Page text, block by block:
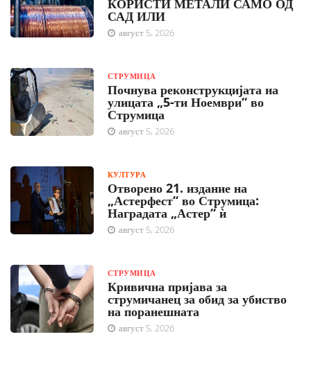
КОРИСТИ МЕТАЛИ САМО ОД
САД ИЛИ
август 5, 2026
СТРУМИЦА
Почнува реконструкцијата на
улицата „5-ти Ноември“ во
Струмица
август 5, 2026
КУЛТУРА
Отворено 21. издание на
„Астерфест“ во Струмица:
Наградата „Астер“ ѝ
август 5, 2026
СТРУМИЦА
Кривична пријава за
струмичанец за обид за убиство
на поранешната
август 5, 2026